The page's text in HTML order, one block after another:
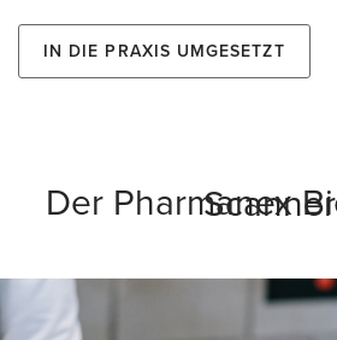
In die Praxis umgesetzt
Der Pharmanex BioPhotonic Scanner